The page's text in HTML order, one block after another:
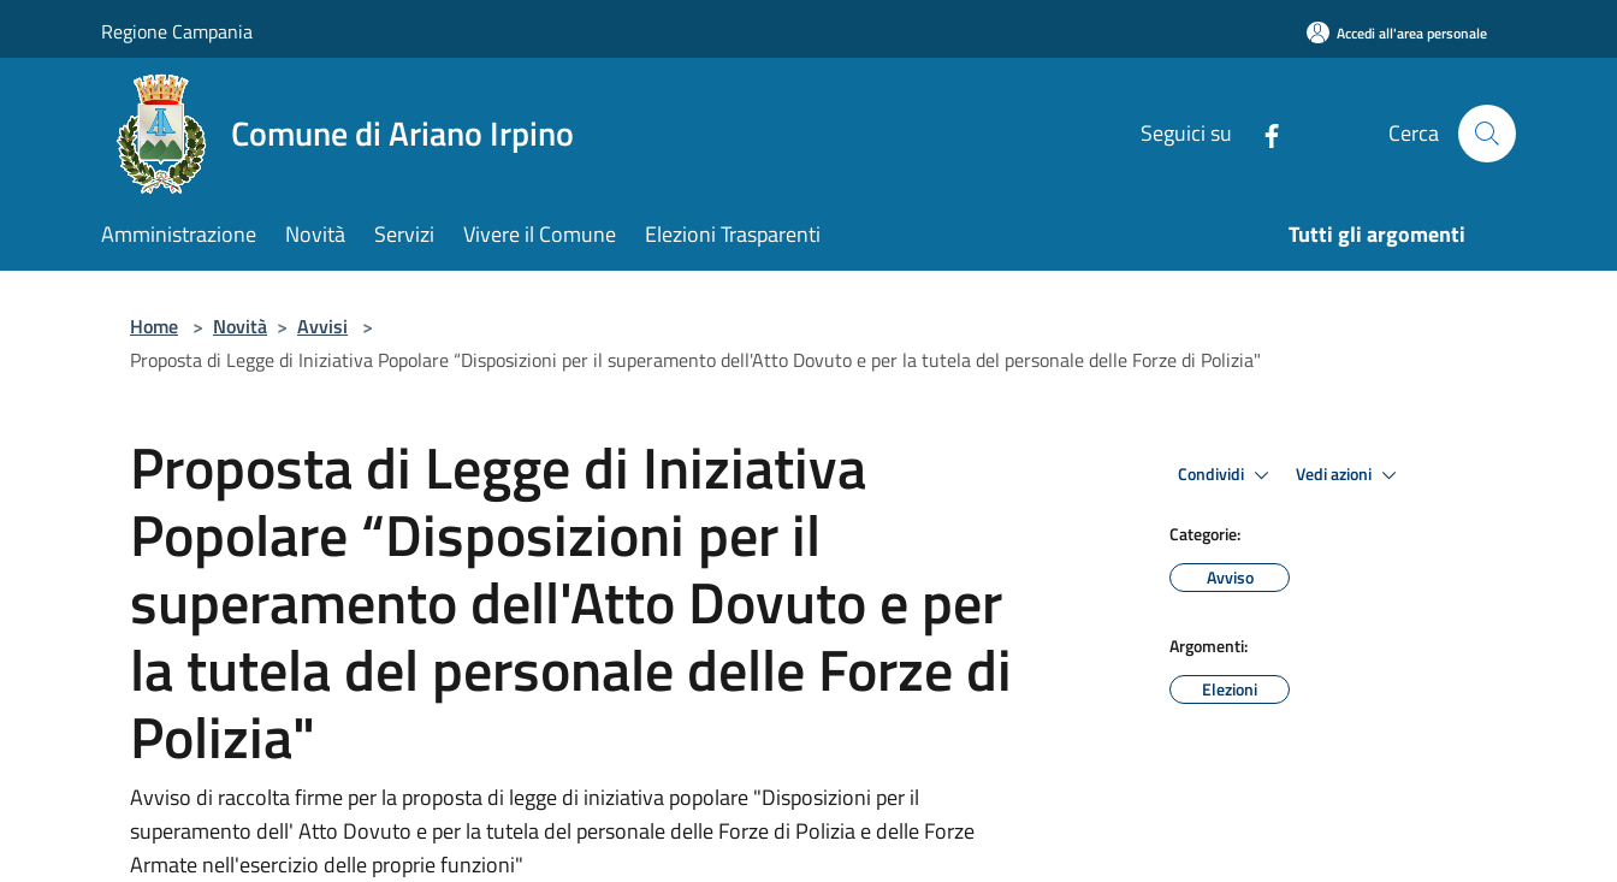
Regione Campania Accedi all'area personale
Comune di Ariano Irpino Seguici su Cerca
Amministrazione Novità Servizi Vivere il Comune Elezioni Trasparenti Tutti gli argomenti
Home > Novità > Avvisi >
Proposta di Legge di Iniziativa Popolare “Disposizioni per il superamento dell'Atto Dovuto e per la tutela del personale delle Forze di Polizia"
Proposta di Legge di Iniziativa
Popolare “Disposizioni per il
superamento dell'Atto Dovuto e per
la tutela del personale delle Forze di
Polizia"
Avviso di raccolta firme per la proposta di legge di iniziativa popolare "Disposizioni per il
superamento dell' Atto Dovuto e per la tutela del personale delle Forze di Polizia e delle Forze
Armate nell'esercizio delle proprie funzioni"
Condividi Vedi azioni
Categorie:
Avviso
Argomenti:
Elezioni